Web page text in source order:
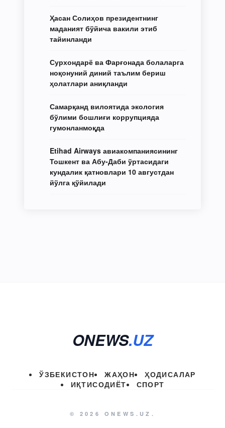
Ҳасан Солиҳов президентнинг
маданият бўйича вакили этиб
тайинланди
Сурхондарё ва Фарғонада болаларга
ноқонуний диний таълим бериш
ҳолатлари аниқланди
Самарқанд вилоятида экология
бўлими бошлиғи коррупцияда
гумонланмоқда
Etihad Airways авиакомпаниясининг
Тошкент ва Абу-Даби ўртасидаги
кундалик қатновлари 10 августдан
йўлга қўйилади
ONEWS.UZ
ЎЗБЕКИСТОН ЖАҲОН
ҲОДИСАЛАР
ИҚТИСОДИЁТ
СПОРТ
© 2026 ONEWS.UZ.